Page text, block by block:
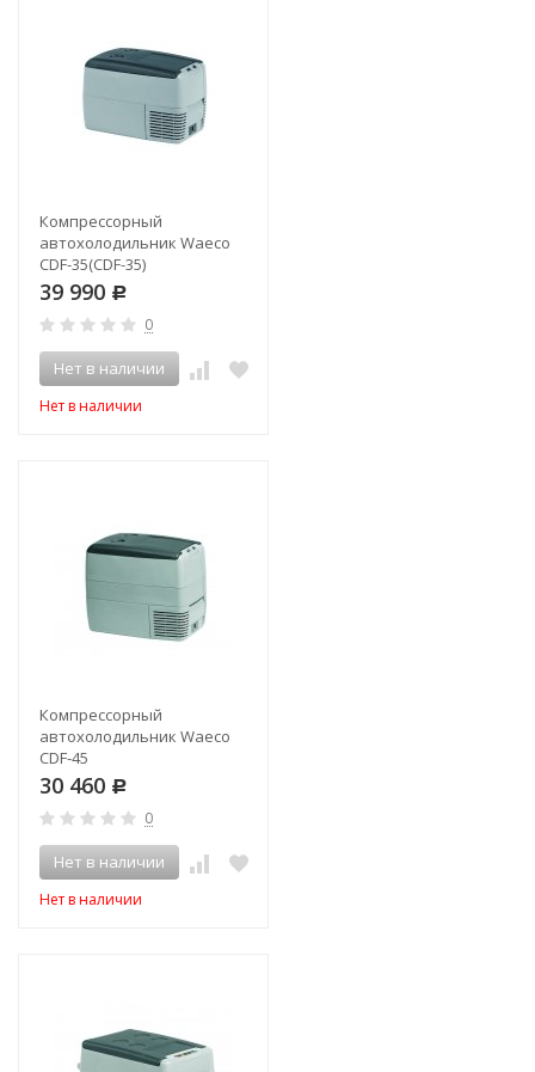
Компрессорный
автохолодильник Waeco
CDF-35(CDF-35)
39 990 Р
0
Нет в наличии
Нет в наличии
Компрессорный
автохолодильник Waeco
CDF-45
30 460 Р
0
Нет в наличии
Нет в наличии